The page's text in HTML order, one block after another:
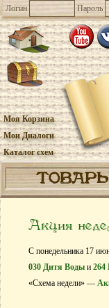
Логин Пароль
Моя Корзина
Мои Диалоги
Каталог схем
Акция
С понедельника 17
030 Дитя Воды и 264
«Схема недели» —